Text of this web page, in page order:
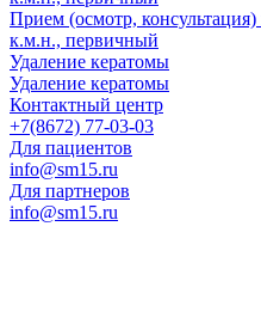
Прием (осмотр,
к.м.н., первичный
Удаление кератомы
Удаление кератомы
Контактный центр
+7(8672) 77-03-03
Для пациентов
info@sm15.ru
Для партнеров
info@sm15.ru